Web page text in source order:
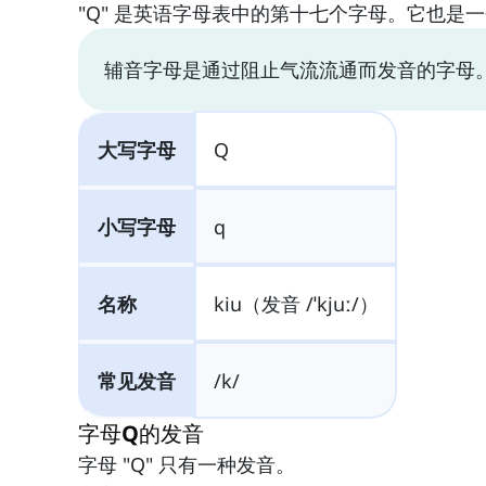
"Q" 是英语字母表中的第十七个字母。它也是一
辅音字母是通过阻止气流流通而发音的字母。
大写字母 Q
小写字母 q
名称 kiu（发音 /ˈkjuː/）
常见发音 /k/
字母Q的发音
字母 "Q" 只有一种发音。